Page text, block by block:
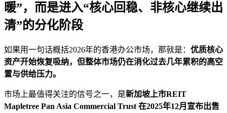
暖”，而是进入“核心回稳、非核心继续出
清”的分化阶段
如果用一句话概括2026年的香港办公市场，那就是： 优质核心
资产开始恢复吸纳，但整体市场仍在消化过去几年累积的高空
置与供给压力。
市场上最值得关注的信号之一，是新加坡上市REIT
Mapletree Pan Asia Commercial Trust 在2025年12月宣布出售